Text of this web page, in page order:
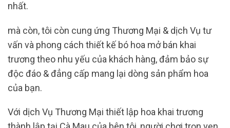
nhất.
mà còn, tôi còn cung ứng Thương Mại & dịch Vụ tư
vấn và phong cách thiết kế bó hoa mở bán khai
trương theo nhu yếu của khách hàng, đảm bảo sự
độc đáo & đẳng cấp mang lại dòng sản phẩm hoa
của bạn.
Với dịch Vụ Thương Mại thiết lập hoa khai trương